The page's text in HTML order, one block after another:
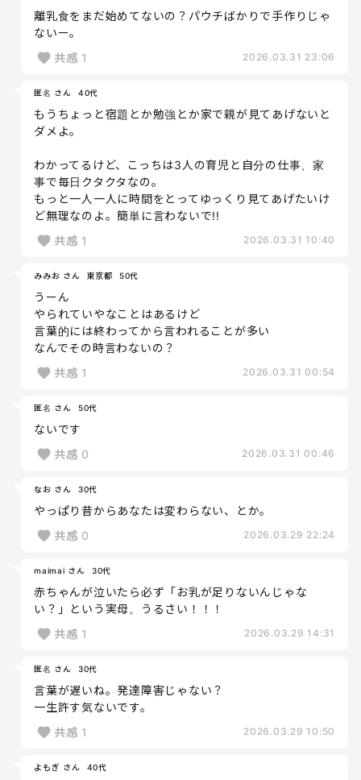
離乳食をまだ始めてないの？パウチばかりで手作りじゃ
ないー。
共感 1 2026.03.31 23:06
匿名 さん 40代
もうちょっと宿題とか勉強とか家で親が見てあげないと
ダメよ。
わかってるけど、こっちは3人の育児と自分の仕事、家
事で毎日クタクタなの。
もっと一人一人に時間をとってゆっくり見てあげたいけ
ど無理なのよ。簡単に言わないで!!
共感 1 2026.03.31 10:40
みみお さん 東京都 50代
うーん
やられていやなことはあるけど
言葉的には終わってから言われることが多い
なんでその時言わないの？
共感 1 2026.03.31 00:54
匿名 さん 50代
ないです
共感 0 2026.03.31 00:46
なお さん 30代
やっぱり昔からあなたは変わらない、とか。
共感 0 2026.03.29 22:24
maimai さん 30代
赤ちゃんが泣いたら必ず「お乳が足りないんじゃな
い？」という実母。うるさい！！！
共感 1 2026.03.29 14:31
匿名 さん 30代
言葉が遅いね。発達障害じゃない？
一生許す気ないです。
共感 1 2026.03.29 10:50
よもぎ さん 40代